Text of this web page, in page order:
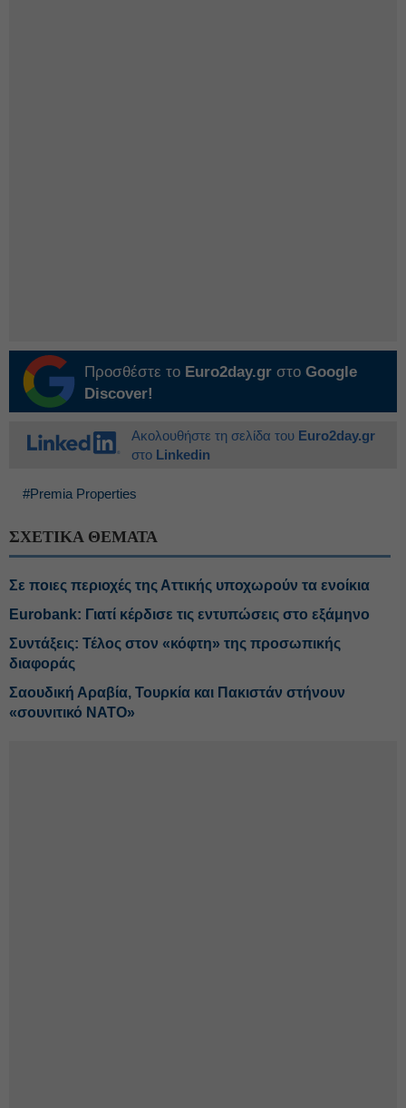
Προσθέστε το Euro2day.gr στο Google
Discover!
Ακολουθήστε τη σελίδα του Euro2day.gr
στο Linkedin
#Premia Properties
ΣΧΕΤΙΚΑ ΘΕΜΑΤΑ
Σε ποιες περιοχές της Αττικής υποχωρούν τα ενοίκια
Eurobank: Γιατί κέρδισε τις εντυπώσεις στο εξάμηνο
Συντάξεις: Τέλος στον «κόφτη» της προσωπικής
διαφοράς
Σαουδική Αραβία, Τουρκία και Πακιστάν στήνουν
«σουνιτικό ΝΑΤΟ»